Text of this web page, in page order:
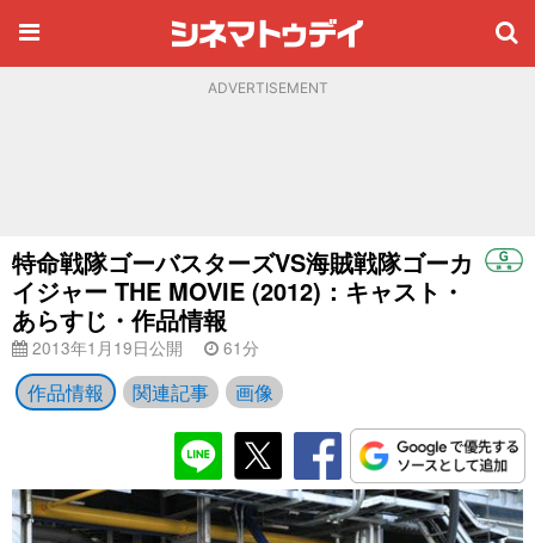
ADVERTISEMENT
特命戦隊ゴーバスターズVS海賊戦隊ゴーカ
イジャー THE MOVIE (2012)：キャスト・
あらすじ・作品情報
2013年1月19日公開 61分
作品情報 関連記事 画像